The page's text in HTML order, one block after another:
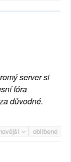
server si
fóra
důvodné.
oblíbené